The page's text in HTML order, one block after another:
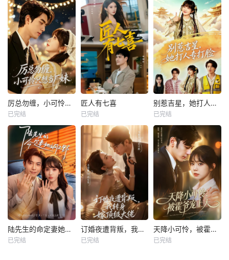
厉总勿缠，小可怜只想当厂妹
已完结
匠人有七喜
已完结
别惹吉星，她打人专打脸
已完结
陆先生的命定妻她飒又野
已完结
订婚夜遭背叛，我转身嫁顶级大佬
已完结
天降小可怜，被霍爷宠上天
已完结